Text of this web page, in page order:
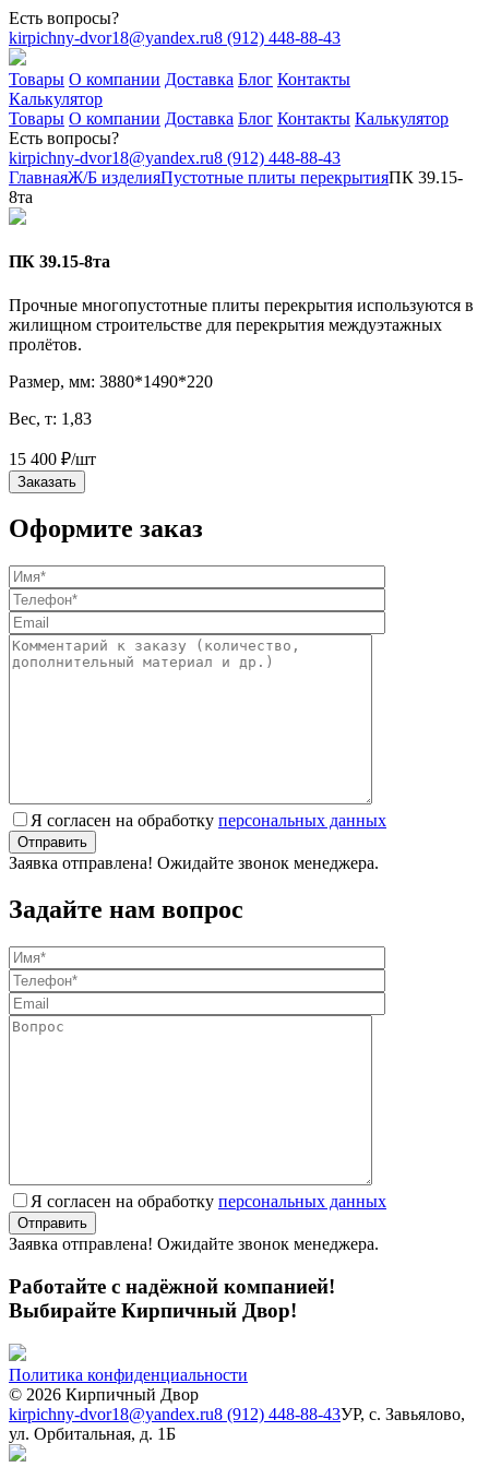
Есть вопросы?
kirpichny-dvor18@yandex.ru8 (912) 448-88-43
Товары О компании Доставка Блог Контакты
Калькулятор
Товары О компании Доставка Блог Контакты Калькулятор
Есть вопросы?
kirpichny-dvor18@yandex.ru8 (912) 448-88-43
ГлавнаяЖ/Б изделияПустотные плиты перекрытияПК 39.15-
8тa
ПК 39.15-8тa
Прочные многопустотные плиты перекрытия используются в
жилищном строительстве для перекрытия междуэтажных
пролётов.
Размер, мм: 3880*1490*220
Вес, т: 1,83
15 400 ₽/шт
Заказать
Оформите заказ
Я согласен на обработку персональных данных
Заявка отправлена! Ожидайте звонок менеджера.
Задайте нам вопрос
Я согласен на обработку персональных данных
Заявка отправлена! Ожидайте звонок менеджера.
Работайте с надёжной компанией!
Выбирайте Кирпичный Двор!
Политика конфиденциальности
© 2026 Кирпичный Двор
kirpichny-dvor18@yandex.ru8 (912) 448-88-43УР, с. Завьялово,
ул. Орбитальная, д. 1Б